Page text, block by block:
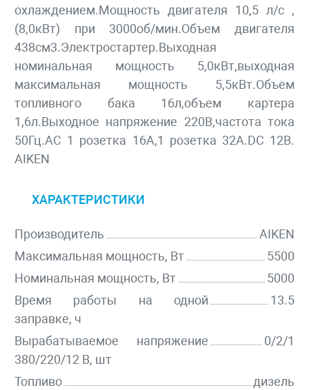
охлаждением.Мощность двигателя 10,5 л/с ,
(8,0кВт) при 3000об/мин.Объем двигателя
438см3.Электростартер.Выходная
номинальная мощность 5,0кВт,выходная
максимальная мощность 5,5кВт.Объем
топливного бака 16л,объем картера
1,6л.Выходное напряжение 220В,частота тока
50Гц.AC 1 розетка 16А,1 розетка 32А.DC 12В.
AIKEN
ХАРАКТЕРИСТИКИ
Производитель
AIKEN
Максимальная мощность, Вт
5500
Номинальная мощность, Вт
5000
Время работы на одной
заправке, ч
13.5
Вырабатываемое напряжение
380/220/12 В, шт
0/2/1
Топливо
дизель